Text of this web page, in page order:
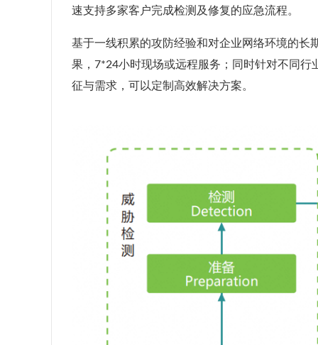
速支持多家客户完成检测及修复的应急流程。
基于一线积累的攻防经验和对企业网络环境的长
果，7*24小时现场或远程服务；同时针对不同
征与需求，可以定制高效解决方案。